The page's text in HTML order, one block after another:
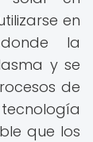
en
la
y se
de
que los